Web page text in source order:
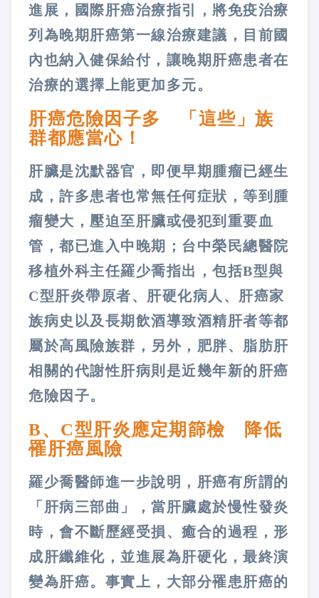
進展，國際肝癌治療指引，將免疫治療
列為晚期肝癌第一線治療建議，目前國
內也納入健保給付，讓晚期肝癌患者在
治療的選擇上能更加多元。
肝癌危險因子多 「這些」族
群都應當心！
肝臟是沈默器官，即便早期腫瘤已經生
成，許多患者也常無任何症狀，等到腫
瘤變大，壓迫至肝臟或侵犯到重要血
管，都已進入中晚期；台中榮民總醫院
移植外科主任羅少喬指出，包括B型與
C型肝炎帶原者、肝硬化病人、肝癌家
族病史以及長期飲酒導致酒精肝者等都
屬於高風險族群，另外，肥胖、脂肪肝
相關的代謝性肝病則是近幾年新的肝癌
危險因子。
B、C型肝炎應定期篩檢 降低
罹肝癌風險
羅少喬醫師進一步說明，肝癌有所謂的
「肝病三部曲」，當肝臟處於慢性發炎
時，會不斷歷經受損、癒合的過程，形
成肝纖維化，並進展為肝硬化，最終演
變為肝癌。事實上，大部分罹患肝癌的